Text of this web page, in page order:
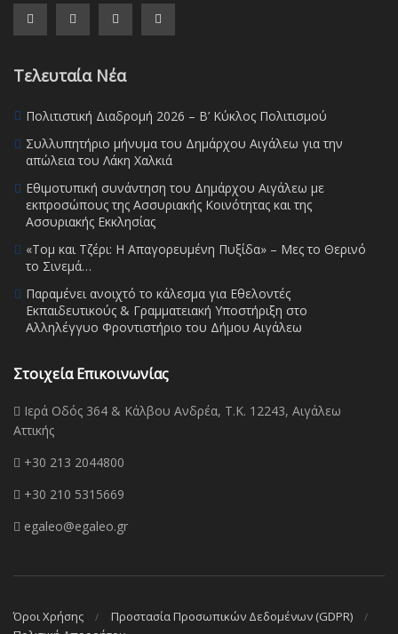
Τελευταία Νέα
Πολιτιστική Διαδρομή 2026 – Β’ Κύκλος Πολιτισμού
Συλλυπητήριο μήνυμα του Δημάρχου Αιγάλεω για την
απώλεια του Λάκη Χαλκιά
Εθιμοτυπική συνάντηση του Δημάρχου Αιγάλεω με
εκπροσώπους της Ασσυριακής Κοινότητας και της
Ασσυριακής Εκκλησίας
«Τομ και Τζέρι: Η Απαγορευμένη Πυξίδα» – Μες το Θερινό
το Σινεμά…
Παραμένει ανοιχτό το κάλεσμα για Εθελοντές
Εκπαιδευτικούς & Γραμματειακή Υποστήριξη στο
Αλληλέγγυο Φροντιστήριο του Δήμου Αιγάλεω
Στοιχεία Επικοινωνίας
Ιερά Οδός 364 & Κάλβου Ανδρέα, Τ.Κ. 12243, Αιγάλεω
Αττικής
+30 213 2044800
+30 210 5315669
egaleo@egaleo.gr
Όροι Χρήσης
Προστασία Προσωπικών Δεδομένων (GDPR)